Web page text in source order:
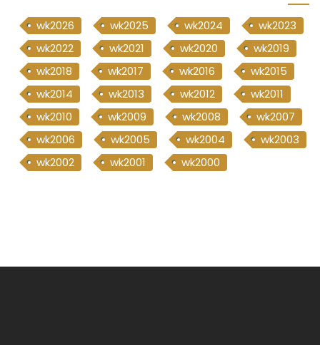
wk2026 wk2025 wk2024
wk2023
wk2022
wk2021 wk2020
wk2019
wk2018
wk2017 wk2016
wk2015
wk2014
wk2013 wk2012
wk2011
wk2010
wk2009 wk2008
wk2007
wk2006
wk2005 wk2004
wk2003
wk2002
wk2001 wk2000